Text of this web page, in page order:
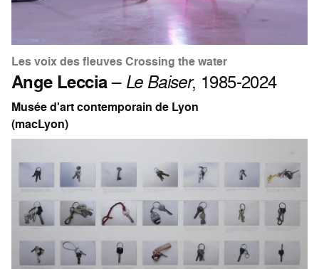
Les voix des fleuves Crossing the water
Ange Leccia– Le Baiser, 1985-2024
Musée d'art contemporain de Lyon
(macLyon)